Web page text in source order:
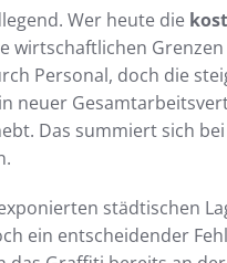
Wer heute die
wirtschaftlichen
Personal, doch die
neuer
Das summiert sich
städtischen
ein entscheidender